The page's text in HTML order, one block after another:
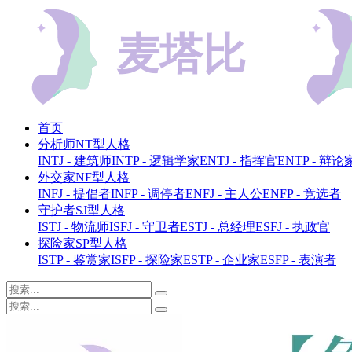
首页
分析师NT型人格
INTJ - 建筑师INTP - 逻辑学家ENTJ - 指挥官ENTP - 辩论
外交家NF型人格
INFJ - 提倡者INFP - 调停者ENFJ - 主人公ENFP - 竞选者
守护者SJ型人格
ISTJ - 物流师ISFJ - 守卫者ESTJ - 总经理ESFJ - 执政官
探险家SP型人格
ISTP - 鉴赏家ISFP - 探险家ESTP - 企业家ESFP - 表演者